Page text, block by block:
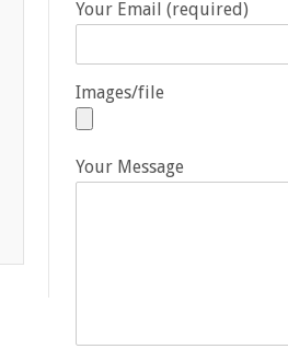
Your Email (required)
Images/file
Your Message